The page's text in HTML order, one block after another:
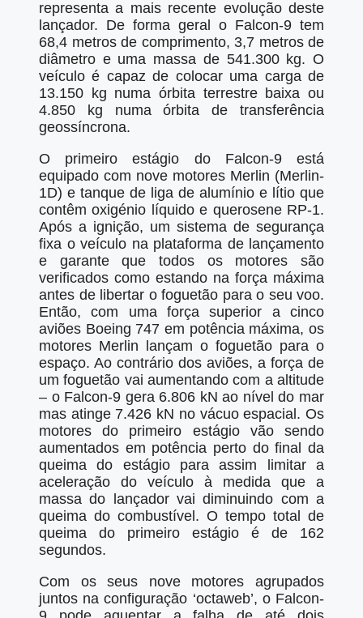
representa a mais recente evolução deste
lançador. De forma geral o Falcon-9 tem
68,4 metros de comprimento, 3,7 metros de
diâmetro e uma massa de 541.300 kg. O
veículo é capaz de colocar uma carga de
13.150 kg numa órbita terrestre baixa ou
4.850 kg numa órbita de transferência
geossíncrona.
O primeiro estágio do Falcon-9 está
equipado com nove motores Merlin (Merlin-
1D) e tanque de liga de alumínio e lítio que
contêm oxigénio líquido e querosene RP-1.
Após a ignição, um sistema de segurança
fixa o veículo na plataforma de lançamento
e garante que todos os motores são
verificados como estando na força máxima
antes de libertar o foguetão para o seu voo.
Então, com uma força superior a cinco
aviões Boeing 747 em potência máxima, os
motores Merlin lançam o foguetão para o
espaço. Ao contrário dos aviões, a força de
um foguetão vai aumentando com a altitude
– o Falcon-9 gera 6.806 kN ao nível do mar
mas atinge 7.426 kN no vácuo espacial. Os
motores do primeiro estágio vão sendo
aumentados em potência perto do final da
queima do estágio para assim limitar a
aceleração do veículo à medida que a
massa do lançador vai diminuindo com a
queima do combustível. O tempo total de
queima do primeiro estágio é de 162
segundos.
Com os seus nove motores agrupados
juntos na configuração ‘octaweb’, o Falcon-